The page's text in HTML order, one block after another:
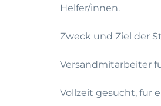
Helfer/innen.
Zweck und Ziel der
Versandmitarbeiter
Vollzeit gesucht, fur